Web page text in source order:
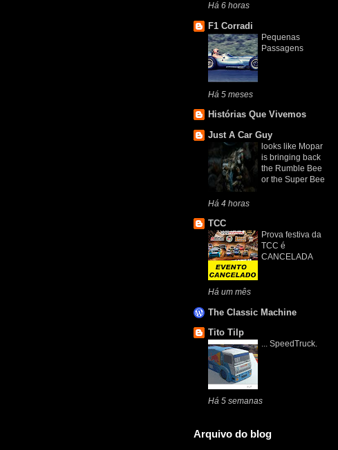
Há 6 horas
F1 Corradi
Pequenas
Passagens
Há 5 meses
Histórias Que Vivemos
Just A Car Guy
looks like Mopar
is bringing back
the Rumble Bee
or the Super Bee
Há 4 horas
TCC
Prova festiva da
TCC é
CANCELADA
Há um mês
The Classic Machine
Tito Tilp
... SpeedTruck.
Há 5 semanas
Arquivo do blog